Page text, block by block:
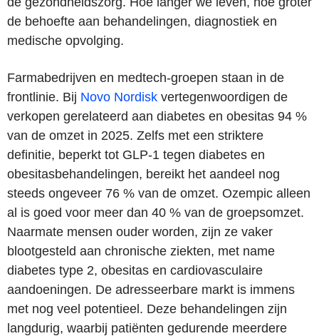
de behoefte aan behandelingen, diagnostiek en
medische opvolging.
Farmabedrijven en medtech-groepen staan in de
frontlinie. Bij Novo Nordisk vertegenwoordigen de
verkopen gerelateerd aan diabetes en obesitas 94 %
van de omzet in 2025. Zelfs met een striktere
definitie, beperkt tot GLP-1 tegen diabetes en
obesitasbehandelingen, bereikt het aandeel nog
steeds ongeveer 76 % van de omzet. Ozempic alleen
al is goed voor meer dan 40 % van de groepsomzet.
Naarmate mensen ouder worden, zijn ze vaker
blootgesteld aan chronische ziekten, met name
diabetes type 2, obesitas en cardiovasculaire
aandoeningen. De adresseerbare markt is immens
met nog veel potentieel. Deze behandelingen zijn
langdurig, waarbij patiënten gedurende meerdere